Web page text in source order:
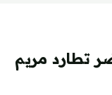
تطارد مريم